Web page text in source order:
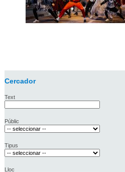
Cercador
Text
Públic
Tipus
Lloc